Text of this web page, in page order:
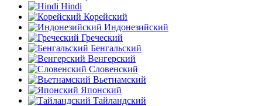
Hindi
Корейский
Индонезийский
Греческий
Бенгальский
Венгерский
Словенский
Вьетнамский
Японский
Тайландский